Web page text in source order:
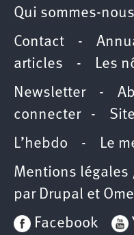
Qui sommes-nous
Contact -
articles - Les
Newsletter-
connecter-
L’hebdo - Le
Mentions légales
par Drupal et
Facebook